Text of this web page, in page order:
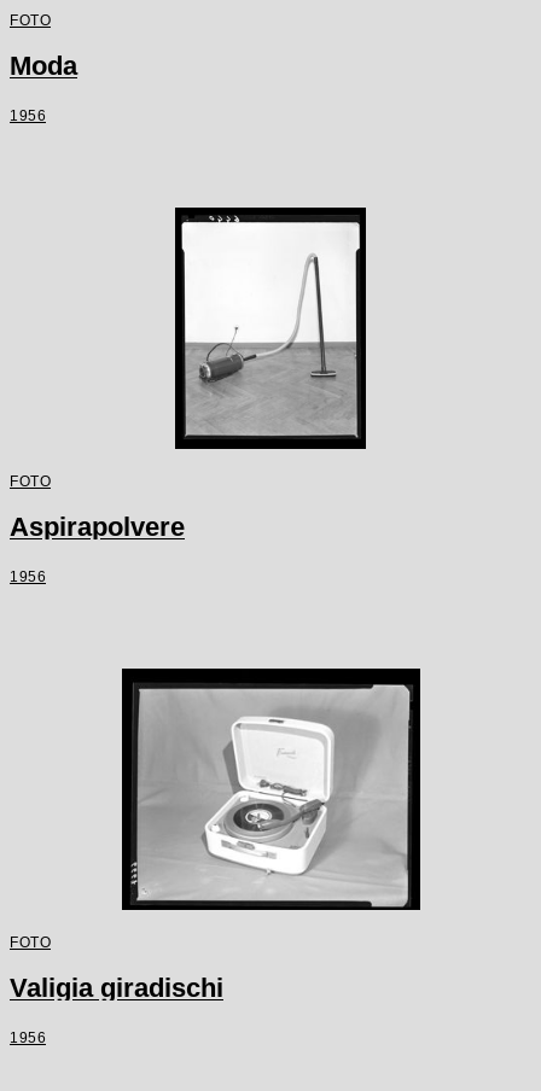
FOTO
Moda
1956
FOTO
Aspirapolvere
1956
FOTO
Valigia giradischi
1956